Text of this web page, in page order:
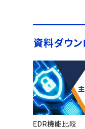
資料ダウン
EDR機能比較